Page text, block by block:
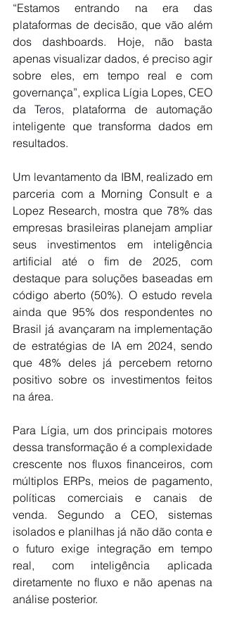
“Estamos entrando na era das
plataformas de decisão, que vão além
dos dashboards. Hoje, não basta
apenas visualizar dados, é preciso agir
sobre eles, em tempo real e com
governança”, explica Lígia Lopes, CEO
da Teros, plataforma de automação
inteligente que transforma dados em
resultados.
Um levantamento da IBM, realizado em
parceria com a Morning Consult e a
Lopez Research, mostra que 78% das
empresas brasileiras planejam ampliar
seus investimentos em inteligência
artificial até o fim de 2025, com
destaque para soluções baseadas em
código aberto (50%). O estudo revela
ainda que 95% dos respondentes no
Brasil já avançaram na implementação
de estratégias de IA em 2024, sendo
que 48% deles já percebem retorno
positivo sobre os investimentos feitos
na área.
Para Lígia, um dos principais motores
dessa transformação é a complexidade
crescente nos fluxos financeiros, com
múltiplos ERPs, meios de pagamento,
políticas comerciais e canais de
venda. Segundo a CEO, sistemas
isolados e planilhas já não dão conta e
o futuro exige integração em tempo
real, com inteligência aplicada
diretamente no fluxo e não apenas na
análise posterior.